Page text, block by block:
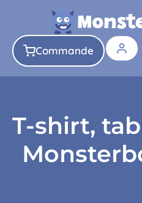
Commande
T-shirt,